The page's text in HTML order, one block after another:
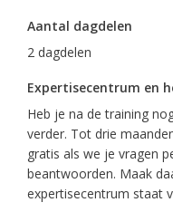
Aantal dagdelen
2 dagdelen
Expertisecentrum en
Heb je na de training
verder. Tot drie
gratis als we je vragen
beantwoorden. Maak
expertisecentrum staat